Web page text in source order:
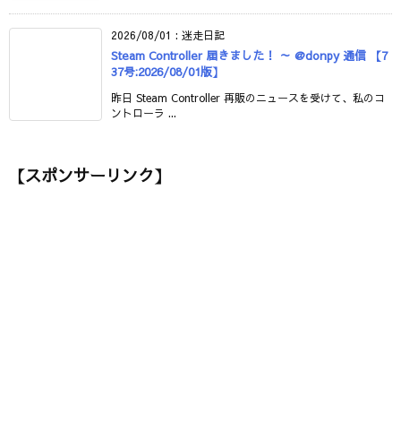
2026/08/01 : 迷走日記
Steam Controller 届きました！ ～ @donpy 通信 【7
37号:2026/08/01版】
昨日 Steam Controller 再販のニュースを受けて、私のコ
ントローラ ...
【スポンサーリンク】